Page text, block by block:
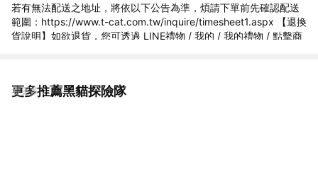
若有無法配送之地址，將依以下公告為準，煩請下單前先確認配送
範圍：https://www.t-cat.com.tw/inquire/timesheet1.aspx 【退換
貨說明】如欲退貨，您可透過 LINE禮物 / 我的 / 我的禮物 / 點擊商
更多推薦黑貓探險隊
看更多